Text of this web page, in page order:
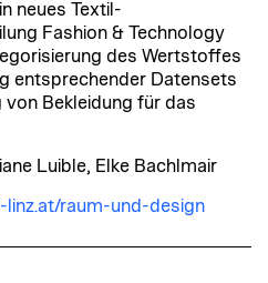
neues Textil-
Fashion & Technology
des Wertstoffes
entsprechender Datensets
von Bekleidung für das
Luible, Elke Bachlmair
linz.at/raum-und-design